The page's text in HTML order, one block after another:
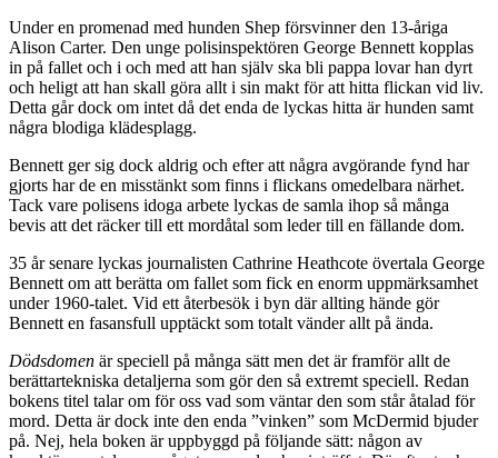
Under en promenad med hunden Shep försvinner den 13-åriga
Alison Carter. Den unge polisinspektören George Bennett kopplas
in på fallet och i och med att han själv ska bli pappa lovar han dyrt
och heligt att han skall göra allt i sin makt för att hitta flickan vid liv.
Detta går dock om intet då det enda de lyckas hitta är hunden samt
några blodiga klädesplagg.
Bennett ger sig dock aldrig och efter att några avgörande fynd har
gjorts har de en misstänkt som finns i flickans omedelbara närhet.
Tack vare polisens idoga arbete lyckas de samla ihop så många
bevis att det räcker till ett mordåtal som leder till en fällande dom.
35 år senare lyckas journalisten Cathrine Heathcote övertala George
Bennett om att berätta om fallet som fick en enorm uppmärksamhet
under 1960-talet. Vid ett återbesök i byn där allting hände gör
Bennett en fasansfull upptäckt som totalt vänder allt på ända.
Dödsdomen är speciell på många sätt men det är framför allt de
berättartekniska detaljerna som gör den så extremt speciell. Redan
bokens titel talar om för oss vad som väntar den som står åtalad för
mord. Detta är dock inte den enda ”vinken” som McDermid bjuder
på. Nej, hela boken är uppbyggd på följande sätt: någon av